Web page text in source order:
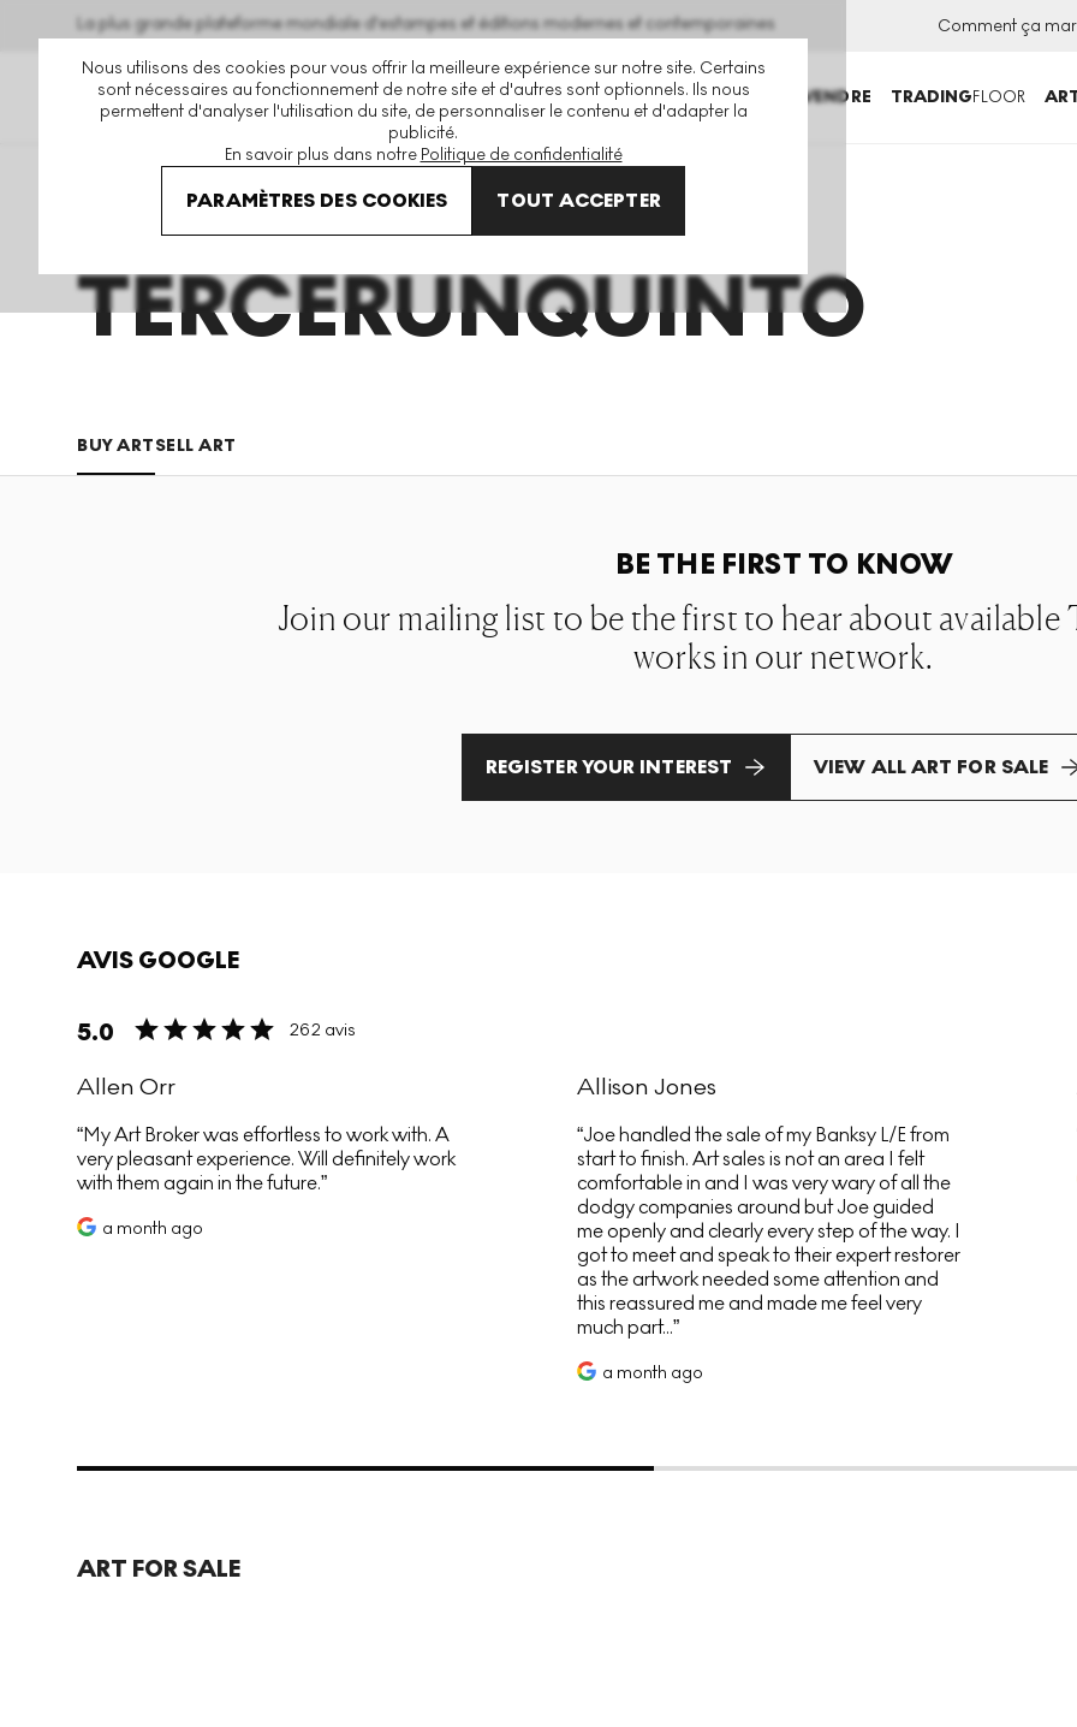
Nous utilisons des cookies pour vous offrir la meilleure expérience sur notre site. Certains
sont nécessaires au fonctionnement de notre site et d'autres sont optionnels. Ils nous
permettent d'analyser l'utilisation du site, de personnaliser le contenu et d'adapter la
publicité.
En savoir plus dans notre Politique de confidentialité
PARAMÈTRES DES COOKIES TOUT ACCEPTER
La plus grande plateforme mondiale d'estampes et éditions modernes et contemporaines Comment ça
ACHETER VENDRE TRADINGFLOOR
TERCERUNQUINTO
BUY ARTSELL ART
BE THE FIRST TO KNOW
Join our mailing list to be the first to hear about
works in our network.
REGISTER YOUR INTEREST VIEW ALL ART FOR SALE
AVIS GOOGLE
5.0 262 avis
Allen Orr
My Art Broker was effortless to work with. A
very pleasant experience. Will definitely work
with them again in the future.
a month ago
Allison Jones
Joe handled the sale of my Banksy L/E from
start to finish. Art sales is not an area I felt
comfortable in and I was very wary of all the
dodgy companies around but Joe guided
me openly and clearly every step of the way. I
got to meet and speak to their expert restorer
as the artwork needed some attention and
this reassured me and made me feel very
much part...
a month ago
ART FOR SALE